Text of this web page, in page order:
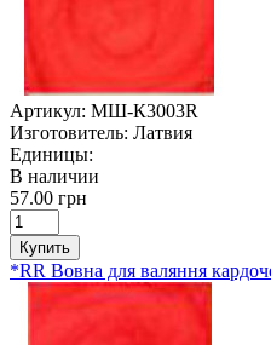
Артикул: МШ-К3003R
Изготовитель: Латвия
Единицы:
В наличии
57.00 грн
Купить
*RR Вовна для валяння